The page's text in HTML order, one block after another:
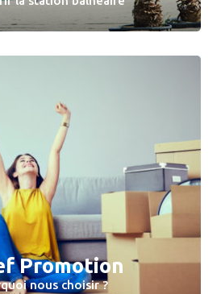
Promotion
nous choisir ?